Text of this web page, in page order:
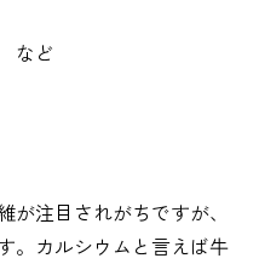
など
注目されがちですが、
。カルシウムと言えば牛